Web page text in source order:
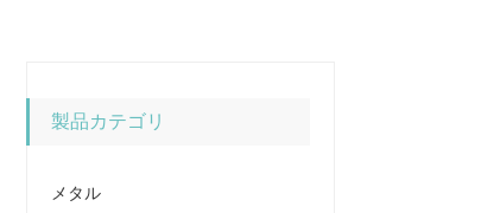
製品カテゴリ
メタル